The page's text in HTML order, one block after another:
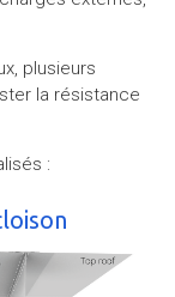
plusieurs
la résistance
: